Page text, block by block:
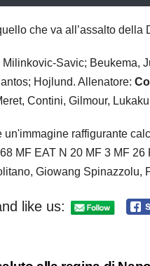
che va all’assalto della
Milinkovic-Savic; Beukema,
Hojlund. Allenatore:
Contini, Gilmour,
like us: